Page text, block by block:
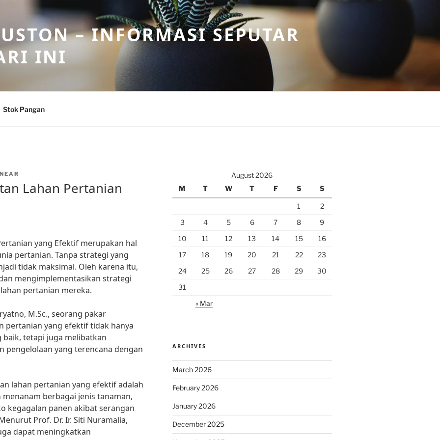
– INFORMASI SEPUTAR
INI
Stok Pangan
Lahan Pertanian
yang Efektif merupakan hal
pertanian. Tanpa strategi yang
tidak maksimal. Oleh karena itu,
mengimplementasikan strategi
pertanian mereka.
M.Sc., seorang pakar
pertanian yang efektif tidak hanya
tetapi juga melibatkan
pengelolaan yang terencana dengan
lahan pertanian yang efektif adalah
berbagai jenis tanaman,
kegagalan panen akibat serangan
Prof. Dr. Ir. Siti Nuramalia,
dapat meningkatkan
August 2026
M
T W T F S S
1
2
3
4 5 6 7 8
9
10
11 12 13 14 15
16
17
18 19 20 21 22
23
24
25 26 27 28 29
30
31
« Mar
ARCHIVES
March 2026
February 2026
January 2026
December 2025